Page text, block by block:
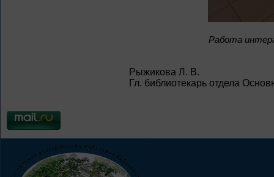
Работа
Рыжикова Л. В.
Гл. библиотекарь отдела